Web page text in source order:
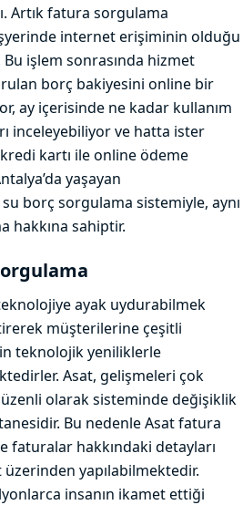
Artık fatura sorgulama
internet erişiminin olduğu
işlem sonrasında hizmet
borç bakiyesini online bir
ay içerisinde ne kadar kullanım
inceleyebiliyor ve hatta ister
kartı ile online ödeme
yaşayan
su borç sorgulama sistemiyle, aynı
hakkına sahiptir.
ayak uydurabilmek
müşterilerine çeşitli
teknolojik yeniliklerle
Asat, gelişmeleri çok
olarak sisteminde değişiklik
Bu nedenle Asat fatura
faturalar hakkındaki detayları
yapılabilmektedir.
insanın ikamet ettiği